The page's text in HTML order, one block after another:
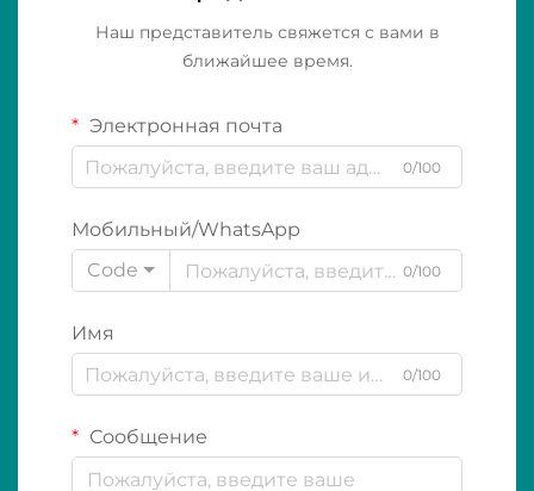
Наш представитель свяжется с вами в
ближайшее время.
Электронная почта
0/100
Мобильный/WhatsApp
Code
0/100
Имя
0/100
Сообщение